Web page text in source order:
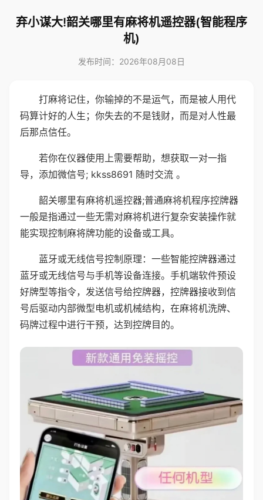
弃小谋大!韶关哪里有麻将机遥控器(智能程序
机)
发布时间：2026年08月08日
打麻将记住，你输掉的不是运气，而是被人用代
码算计好的人生；你失去的不是钱财，而是对人性最
后那点信任。
若你在仪器使用上需要帮助，想获取一对一指
导，添加微信号; kkss8691 随时交流 。
韶关哪里有麻将机遥控器;普通麻将机程序控牌器
一般是指通过一些无需对麻将机进行复杂安装操作就
能实现控制麻将牌功能的设备或工具。
蓝牙或无线信号控制原理：一些智能控牌器通过
蓝牙或无线信号与手机等设备连接。手机端软件预设
好牌型等指令，发送信号给控牌器，控牌器接收到信
号后驱动内部微型电机或机械结构，在麻将机洗牌、
码牌过程中进行干预，达到控牌目的。